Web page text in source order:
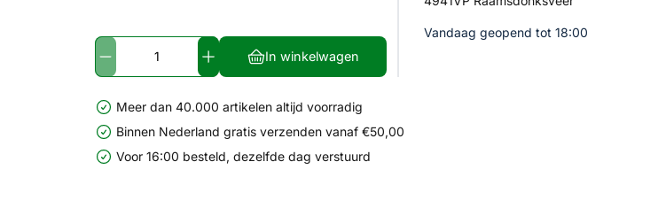
In winkelwagen
Vandaag geopend tot 18:00
Meer dan 40.000 artikelen altijd voorradig
Binnen Nederland gratis verzenden vanaf €50,00
Voor 16:00 besteld, dezelfde dag verstuurd